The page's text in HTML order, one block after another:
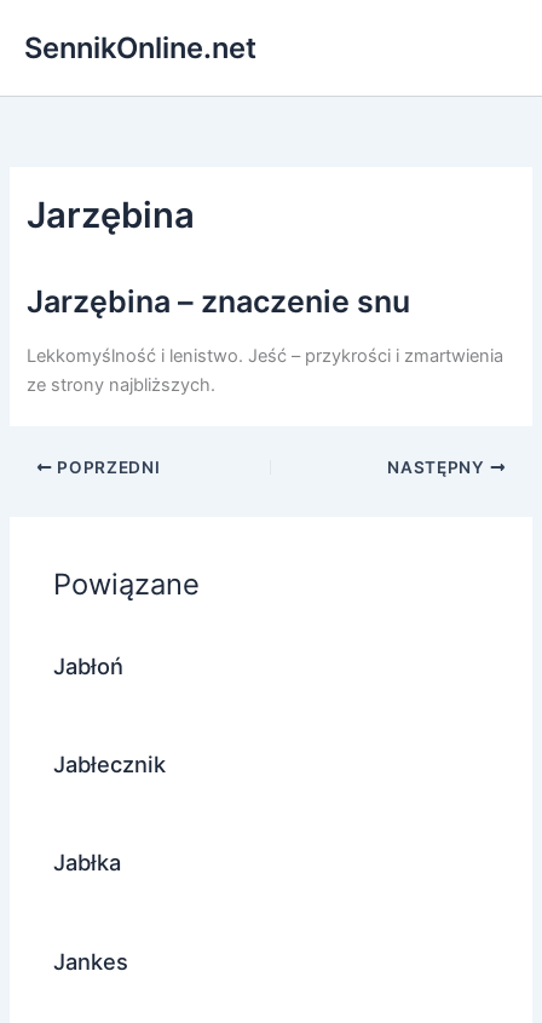
SennikOnline.net
Jarzębina
Jarzębina – znaczenie snu
Lekkomyślność i lenistwo. Jeść – przykrości i zmartwienia
ze strony najbliższych.
POPRZEDNI NASTĘPNY
Powiązane
Jabłoń
Jabłecznik
Jabłka
Jankes